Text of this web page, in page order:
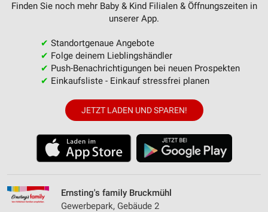
Finden Sie noch mehr Baby & Kind Filialen & Öffnungszeiten in
unserer App.
✔ Standortgenaue Angebote
✔ Folge deinem Lieblingshändler
✔ Push-Benachrichtigungen bei neuen Prospekten
✔ Einkaufsliste - Einkauf stressfrei planen
JETZT LADEN UND SPAREN!
Ernsting's family Bruckmühl
Gewerbepark, Gebäude 2